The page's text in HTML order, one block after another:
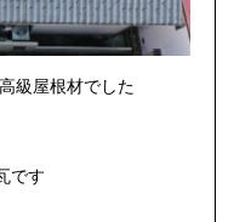
級屋根材でした
です